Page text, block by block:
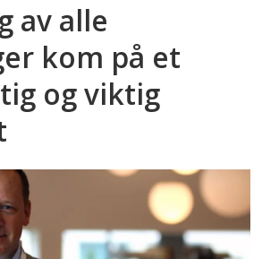
av alle
kom på et
og viktig